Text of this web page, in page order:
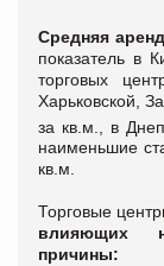
Средняя
показатель в
торговых
Харьковской,
за кв.м., в
наименьшие
кв.м.
Торговые
влияющих
причины: